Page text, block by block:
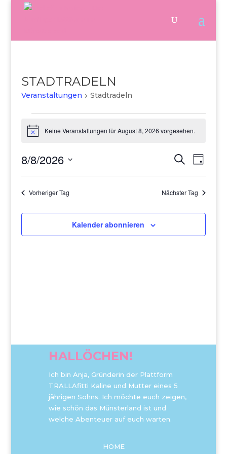
STADTRADELN
Veranstaltungen Stadtradeln
für
2026
HinweisKeine Veranstaltungen für August 8, 2026 vorgesehen.
Ansichten,
Suche
Tag
8/8/2026
Vorheriger Tag Nächster Tag
Kalender abonnieren
HALLÖCHEN!
Ich bin Anja, Gründerin der Plattform
TRALLAfitti Kaline und Mutter eines 5
jährigen Sohns. Ich möchte euch zeigen,
wie schön das Münsterland ist und
welche Abenteuer auf euch warten.
HOME